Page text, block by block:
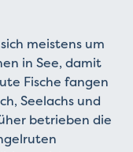
meistens um
in See, damit
Fische fangen
Seelachs und
betrieben die